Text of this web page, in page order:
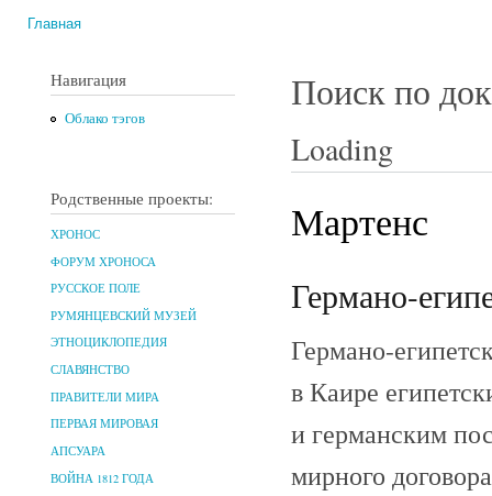
Главная
Навигация
Облако тэгов
Родственные проекты:
ХРОНОС
ФОРУМ ХРОНОСА
РУССКОЕ ПОЛЕ
РУМЯНЦЕВСКИЙ МУЗЕЙ
ЭТНОЦИКЛОПЕДИЯ
СЛАВЯНСТВО
ПРАВИТЕЛИ МИРА
ПЕРВАЯ МИРОВАЯ
АПСУАРА
ВОЙНА 1812 ГОДА
Поиск по
Loading
Мартенс
Германо-
Германо-
в Каире
и германским
мирного